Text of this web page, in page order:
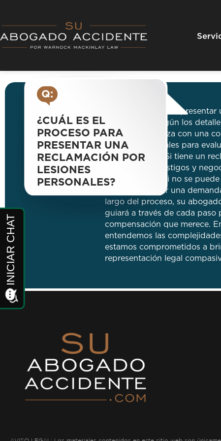
content
El proceso para presentar
puede variar según los
proceso comienza con una
lesiones personales para
reclamo viable. Si tiene un
entrevistará a testigos y
en su nombre. Si no se
puede presentar una
largo del proceso, su
guiará a través de cada paso
compensación que merece.
entendemos las
estamos comprometidos a
representación legal
Q:
¿CUÁL ES EL
PROCESO PARA
PRESENTAR UNA
RECLAMACIÓN POR
LESIONES
PERSONALES?